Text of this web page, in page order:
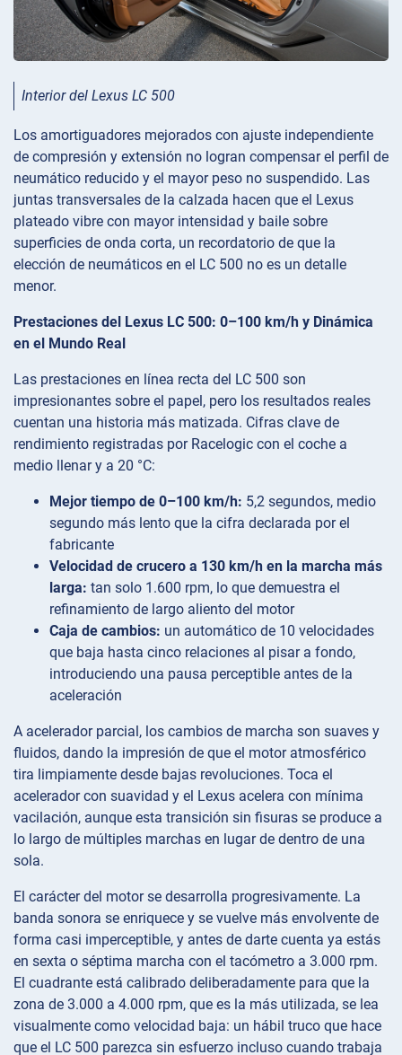
Interior del Lexus LC 500
Los amortiguadores mejorados con ajuste independiente
de compresión y extensión no logran compensar el perfil de
neumático reducido y el mayor peso no suspendido. Las
juntas transversales de la calzada hacen que el Lexus
plateado vibre con mayor intensidad y baile sobre
superficies de onda corta, un recordatorio de que la
elección de neumáticos en el LC 500 no es un detalle
menor.
Prestaciones del Lexus LC 500: 0–100 km/h y Dinámica
en el Mundo Real
Las prestaciones en línea recta del LC 500 son
impresionantes sobre el papel, pero los resultados reales
cuentan una historia más matizada. Cifras clave de
rendimiento registradas por Racelogic con el coche a
medio llenar y a 20 °C:
Mejor tiempo de 0–100 km/h: 5,2 segundos, medio
segundo más lento que la cifra declarada por el
fabricante
Velocidad de crucero a 130 km/h en la marcha más
larga: tan solo 1.600 rpm, lo que demuestra el
refinamiento de largo aliento del motor
Caja de cambios: un automático de 10 velocidades
que baja hasta cinco relaciones al pisar a fondo,
introduciendo una pausa perceptible antes de la
aceleración
A acelerador parcial, los cambios de marcha son suaves y
fluidos, dando la impresión de que el motor atmosférico
tira limpiamente desde bajas revoluciones. Toca el
acelerador con suavidad y el Lexus acelera con mínima
vacilación, aunque esta transición sin fisuras se produce a
lo largo de múltiples marchas en lugar de dentro de una
sola.
El carácter del motor se desarrolla progresivamente. La
banda sonora se enriquece y se vuelve más envolvente de
forma casi imperceptible, y antes de darte cuenta ya estás
en sexta o séptima marcha con el tacómetro a 3.000 rpm.
El cuadrante está calibrado deliberadamente para que la
zona de 3.000 a 4.000 rpm, que es la más utilizada, se lea
visualmente como velocidad baja: un hábil truco que hace
que el LC 500 parezca sin esfuerzo incluso cuando trabaja